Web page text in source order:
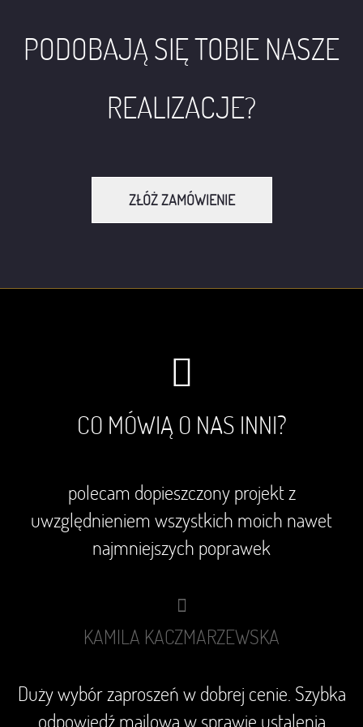
PODOBAJĄ SIĘ TOBIE NASZE
REALIZACJE?
ZŁÓŻ ZAMÓWIENIE
CO MÓWIĄ O NAS INNI?
polecam dopieszczony projekt z
uwzględnieniem wszystkich moich nawet
najmniejszych poprawek
KAMILA KACZMARZEWSKA
Duży wybór zaproszeń w dobrej cenie. Szybka
odpowiedź mailowa w sprawie ustalenia